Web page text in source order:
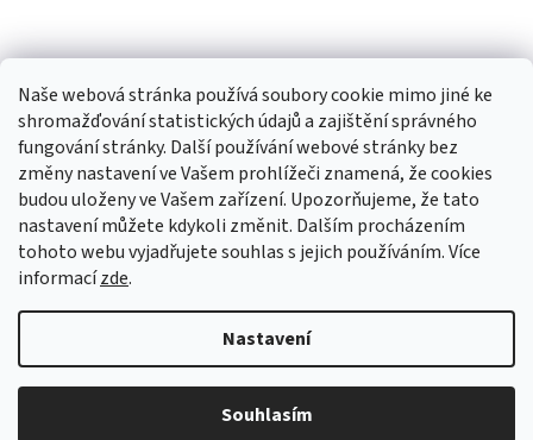
Naše webová stránka používá soubory cookie mimo jiné ke
shromažďování statistických údajů a zajištění správného
fungování stránky. Další používání webové stránky bez
změny nastavení ve Vašem prohlížeči znamená, že cookies
budou uloženy ve Vašem zařízení. Upozorňujeme, že tato
nastavení můžete kdykoli změnit. Dalším procházením
tohoto webu vyjadřujete souhlas s jejich používáním. Více
informacízde.
Nastavení
Souhlasím
TIk Tok Instagram Facebook
Copyright 2026Babyom. Všechna práva vyhrazena.Upravit
nastavení cookies